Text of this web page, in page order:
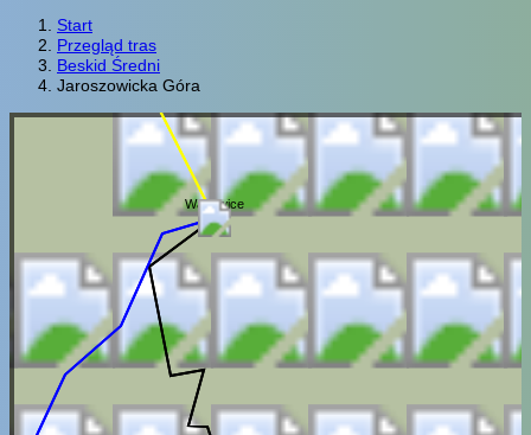
Start
Przegląd tras
Beskid Średni
Jaroszowicka Góra
Wadowice